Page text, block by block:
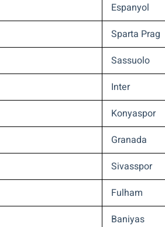
Espanyol
Sparta Prag
Sassuolo
Inter
Konyaspor
Granada
Sivasspor
Fulham
Baniyas